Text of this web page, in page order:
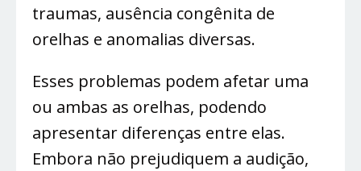
traumas, ausência congênita de
orelhas e anomalias diversas.
Esses problemas podem afetar uma
ou ambas as orelhas, podendo
apresentar diferenças entre elas.
Embora não prejudiquem a audição,